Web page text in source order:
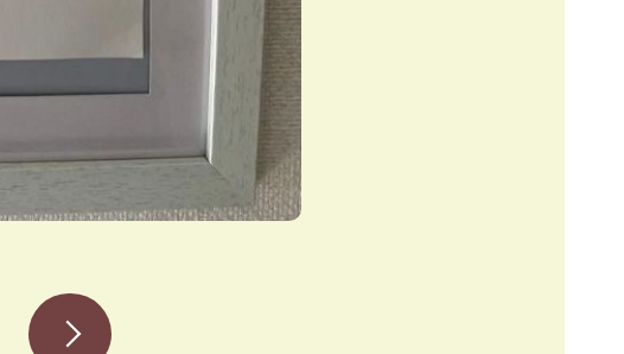
»